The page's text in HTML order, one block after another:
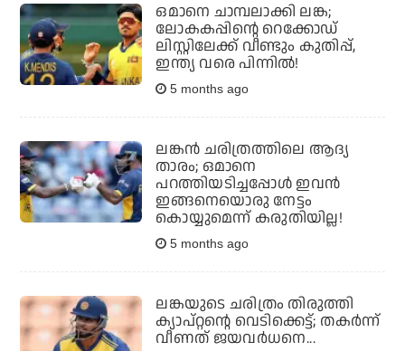
ഒമാനെ ചാമ്പലാക്കി ലങ്ക;
ലോകകപ്പിന്റെ റെക്കോഡ്
ലിസ്റ്റിലേക്ക് വീണ്ടും കുതിപ്പ്,
ഇന്ത്യ വരെ പിന്നില്‍!
5 months ago
ലങ്കന്‍ ചരിത്രത്തിലെ ആദ്യ
താരം; ഒമാനെ
പറത്തിയടിച്ചപ്പോള്‍ ഇവന്‍
ഇങ്ങനെയൊരു നേട്ടം
കൊയ്യുമെന്ന് കരുതിയില്ല!
5 months ago
ലങ്കയുടെ ചരിത്രം തിരുത്തി
ക്യാപ്റ്റന്റെ വെടിക്കെട്ട്; തകര്‍ന്ന്
വീണത് ജയവര്‍ധനെ...